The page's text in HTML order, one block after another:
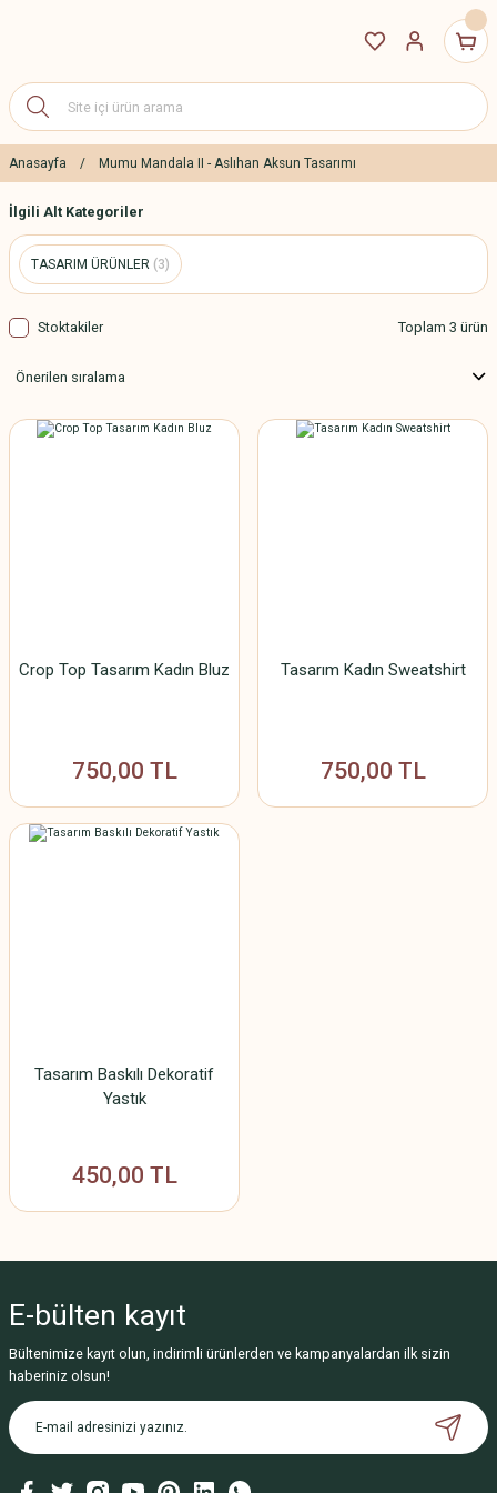
Anasayfa Mumu Mandala II - Aslıhan Aksun Tasarımı
İlgili Alt Kategoriler
TASARIM ÜRÜNLER (3)
Stoktakiler Toplam 3 ürün
Crop Top Tasarım Kadın Bluz
750,00 TL
Tasarım Kadın Sweatshirt
750,00 TL
Tasarım Baskılı Dekoratif
Yastık
450,00 TL
E-bülten kayıt
Bültenimize kayıt olun, indirimli ürünlerden ve kampanyalardan ilk sizin
haberiniz olsun!